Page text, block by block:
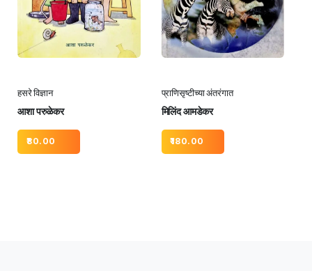
हसरे विज्ञान
आशा परुळेकर
80.00
प्राणिसृष्टीच्या अंतरंगात
मिलिंद आमडेकर
180.00